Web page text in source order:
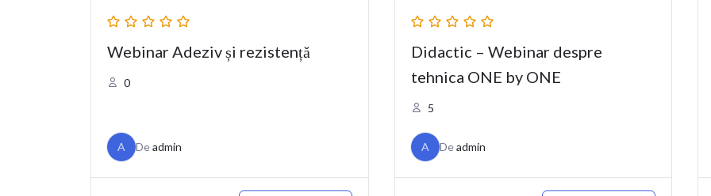
Webinar Adeziv și rezistență
0
A Deadmin
Didactic – Webinar despre
tehnica ONE by ONE
5
A Deadmin